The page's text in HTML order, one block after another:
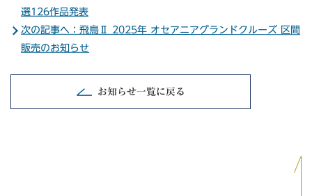
選126作品発表
次の記事へ：飛鳥Ⅱ 2025年 オセアニアグランドクルーズ 区間
販売のお知らせ
お知らせ一覧に戻る